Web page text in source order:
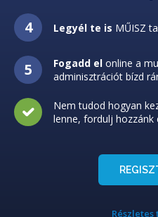
Legyél te is MŰISZ
Fogadd el online a
adminisztrációt bízd
Nem tudod hogyan
lenne, fordulj hozzánk